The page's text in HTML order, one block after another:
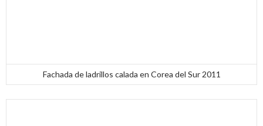
Fachada de ladrillos calada en Corea del Sur 2011